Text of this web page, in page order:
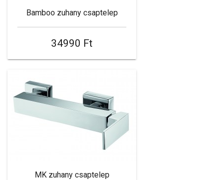
Bamboo zuhany csaptelep
34990 Ft
MK zuhany csaptelep